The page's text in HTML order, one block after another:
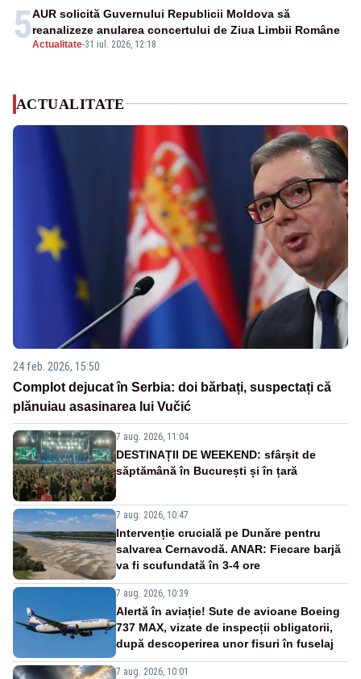
5Actualitate-31 iul. 2026, 12:18
AUR solicită Guvernului Republicii Moldova să
reanalizeze anularea concertului de Ziua Limbii Române
ACTUALITATE
24 feb. 2026, 15:50
Complot dejucat în Serbia: doi bărbați, suspectați că
plănuiau asasinarea lui Vučić
7 aug. 2026, 11:04
DESTINAȚII DE WEEKEND: sfârșit de
săptămână în București și în țară
7 aug. 2026, 10:47
Intervenție crucială pe Dunăre pentru
salvarea Cernavodă. ANAR: Fiecare barjă
va fi scufundată în 3-4 ore
7 aug. 2026, 10:39
Alertă în aviație! Sute de avioane Boeing
737 MAX, vizate de inspecții obligatorii,
după descoperirea unor fisuri în fuselaj
7 aug. 2026, 10:01